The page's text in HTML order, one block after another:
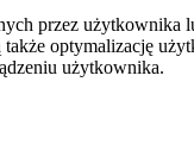
przez
optymalizację
użytkownika.